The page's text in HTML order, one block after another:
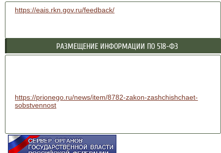
https://eais.rkn.gov.ru/feedback/
РАЗМЕЩЕНИЕ ИНФОРМАЦИИ ПО 518-ФЗ
https://prionego.ru/news/item/8782-zakon-zashchishchaet-
sobstvennost